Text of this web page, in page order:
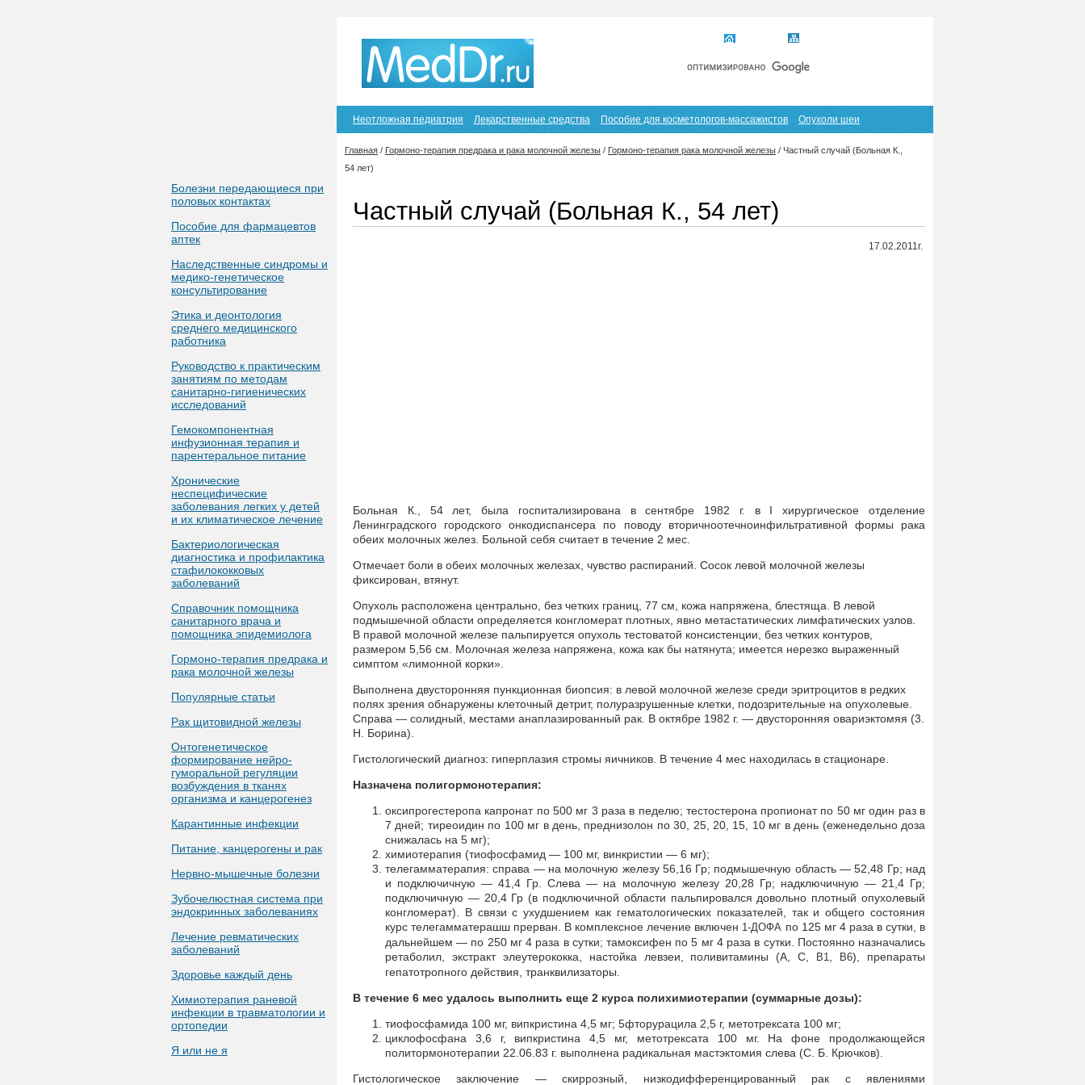
Болезни передающиеся при
половых контактах
Пособие для фармацевтов
аптек
Наследственные синдромы и
медико-генетическое
консультирование
Этика и деонтология
среднего медицинского
работника
Руководство к практическим
занятиям по методам
санитарно-гигиенических
исследований
Гемокомпонентная
инфузионная терапия и
парентеральное питание
Хронические
неспецифические
заболевания легких у детей
и их климатическое лечение
Бактериологическая
диагностика и профилактика
стафилококковых
заболеваний
Справочник помощника
санитарного врача и
помощника эпидемиолога
Гормоно-терапия предрака и
рака молочной железы
Популярные статьи
Рак щитовидной железы
Онтогенетическое
формирование нейро-
гуморальной регуляции
возбуждения в тканях
организма и канцерогенез
Карантинные инфекции
Питание, канцерогены и рак
Нервно-мышечные болезни
Зубочелюстная система при
эндокринных заболеваниях
Лечение ревматических
заболеваний
Здоровье каждый день
Химиотерапия раневой
инфекции в травматологии и
ортопедии
Я или не я
Неотложная педиатрия Лекарственные средства Пособие для косметологов-массажистов Опухоли шеи
Главная / Гормоно-терапия предрака и рака молочной железы / Гормоно-терапия рака молочной железы / Частный случай (Больная К.,
54 лет)
Частный случай (Больная К., 54 лет)
17.02.2011г.
Больная К., 54 лет, была госпитализирована в сентябре 1982 г. в I хирургическое отделение
Ленинградского городского онкодиспансера по поводу вторичноотечноинфильтративной формы рака
обеих молочных желез. Больной себя считает в течение 2 мес.
Отмечает боли в обеих молочных железах, чувство распираний. Сосок левой молочной железы
фиксирован, втянут.
Опухоль расположена центрально, без четких границ, 77 см, кожа напряжена, блестяща. В левой
подмышечной области определяется конгломерат плотных, явно метастатических лимфатических узлов.
В правой молочной железе пальпируется опухоль тестоватой консистенции, без четких контуров,
размером 5,56 см. Молочная железа напряжена, кожа как бы натянута; имеется нерезко выраженный
симптом «лимонной корки».
Выполнена двусторонняя пункционная биопсия: в левой молочной железе среди эритроцитов в редких
полях зрения обнаружены клеточный детрит, полуразрушенные клетки, подозрительные на опухолевые.
Справа — солидный, местами анаплазированный рак. В октябре 1982 г. — двусторонняя овариэктомяя (3.
Н. Борина).
Гистологический диагноз: гиперплазия стромы яичников. В течение 4 мес находилась в стационаре.
Назначена полигормонотерапия:
оксипрогестеропа капронат по 500 мг 3 раза в педелю; тестостерона пропионат по 50 мг один раз в
7 дней; тиреоидин по 100 мг в день, преднизолон по 30, 25, 20, 15, 10 мг в день (еженедельно доза
снижалась на 5 мг);
химиотерапия (тиофосфамид — 100 мг, винкристии — 6 мг);
телегамматерапия: справа — на молочную железу 56,16 Гр; подмышечную область — 52,48 Гр; над
и подключичную — 41,4 Гр. Слева — на молочную железу 20,28 Гр; надключичную — 21,4 Гр;
подключичную — 20,4 Гр (в подключичной области пальпировался довольно плотный опухолевый
конгломерат). В связи с ухудшением как гематологических показателей, так и общего состояния
курс телегамматерашш прерван. В комплексное лечение включен 1-ДОФА по 125 мг 4 раза в сутки, в
дальнейшем — по 250 мг 4 раза в сутки; тамоксифен по 5 мг 4 раза в сутки. Постоянно назначались
ретаболил, экстракт элеутерококка, настойка левзеи, поливитамины (А, С,
B1 B6), препараты
гепатотропного действия, транквилизаторы.
В течение 6 мес удалось выполнить еще 2 курса полихимиотерапии (суммарные дозы):
тиофосфамида 100 мг, випкристина 4,5 мг; 5фторурацила 2,5 г, метотрексата 100 мг;
циклофосфана 3,6 г, випкристина 4,5 мг, метотрексата 100 мг. На фоне продолжающейся
политормонотерапии 22.06.83 г. выполнена радикальная мастэктомия слева (С. Б. Крючков).
Гистологическое заключение — скиррозный, низкодифференцированный рак с явлениями